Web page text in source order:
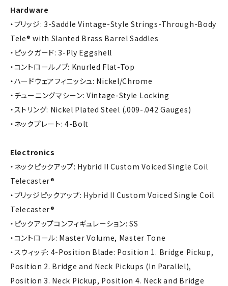
Hardware
・ブリッジ: 3-Saddle Vintage-Style Strings-Through-Body
Tele® with Slanted Brass Barrel Saddles
・ピックガード: 3-Ply Eggshell
・コントロールノブ: Knurled Flat-Top
・ハードウェアフィニッシュ: Nickel/Chrome
・チューニングマシーン: Vintage-Style Locking
・ストリング: Nickel Plated Steel (.009-.042 Gauges)
・ネックプレート: 4-Bolt
Electronics
・ネックピックアップ: Hybrid II Custom Voiced Single Coil
Telecaster®
・ブリッジピックアップ: Hybrid II Custom Voiced Single Coil
Telecaster®
・ピックアップコンフィギュレーション: SS
・コントロール: Master Volume, Master Tone
・スウィッチ: 4-Position Blade: Position 1. Bridge Pickup,
Position 2. Bridge and Neck Pickups (In Parallel),
Position 3. Neck Pickup, Position 4. Neck and Bridge